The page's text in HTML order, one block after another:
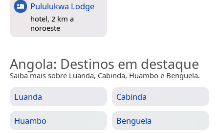
Pululukwa Lodge
hotel, 2 km a
noroeste
Angola: Destinos em destaque
Saiba mais sobre Luanda, Cabinda, Huambo e Benguela.
Luanda Cabinda
Huambo Benguela